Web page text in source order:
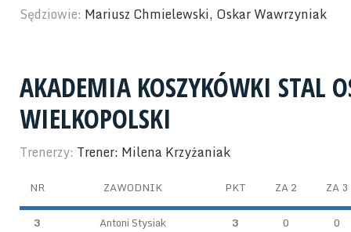
Sędziowie: Mariusz Chmielewski, Oskar Wawrzyniak
AKADEMIA KOSZYKÓWKI STAL
WIELKOPOLSKI
Trenerzy: Trener: Milena Krzyżaniak
NR ZAWODNIK PKT ZA 2 ZA 3
3 Antoni Stysiak 3 0
0